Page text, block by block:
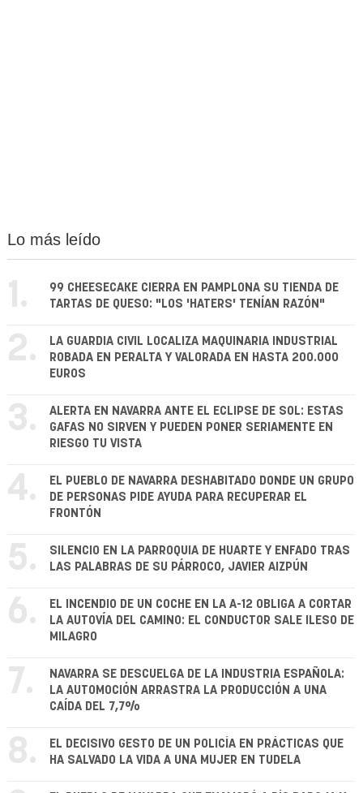
Lo más leído
1.
99 CHEESECAKE CIERRA EN PAMPLONA SU TIENDA DE
TARTAS DE QUESO: "LOS 'HATERS' TENÍAN RAZÓN"
2.
LA GUARDIA CIVIL LOCALIZA MAQUINARIA INDUSTRIAL
ROBADA EN PERALTA Y VALORADA EN HASTA 200.000
EUROS
3.
ALERTA EN NAVARRA ANTE EL ECLIPSE DE SOL: ESTAS
GAFAS NO SIRVEN Y PUEDEN PONER SERIAMENTE EN
RIESGO TU VISTA
4.
EL PUEBLO DE NAVARRA DESHABITADO DONDE UN GRUPO
DE PERSONAS PIDE AYUDA PARA RECUPERAR EL
FRONTÓN
5.
SILENCIO EN LA PARROQUIA DE HUARTE Y ENFADO TRAS
LAS PALABRAS DE SU PÁRROCO, JAVIER AIZPÚN
6.
EL INCENDIO DE UN COCHE EN LA A-12 OBLIGA A CORTAR
LA AUTOVÍA DEL CAMINO: EL CONDUCTOR SALE ILESO DE
MILAGRO
7.
NAVARRA SE DESCUELGA DE LA INDUSTRIA ESPAÑOLA:
LA AUTOMOCIÓN ARRASTRA LA PRODUCCIÓN A UNA
CAÍDA DEL 7,7%
8.
EL DECISIVO GESTO DE UN POLICÍA EN PRÁCTICAS QUE
HA SALVADO LA VIDA A UNA MUJER EN TUDELA